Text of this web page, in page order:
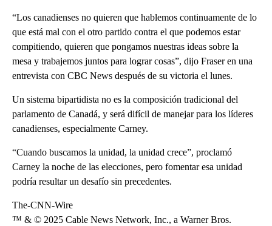
“Los canadienses no quieren que hablemos continuamente de lo
que está mal con el otro partido contra el que podemos estar
compitiendo, quieren que pongamos nuestras ideas sobre la
mesa y trabajemos juntos para lograr cosas”, dijo Fraser en una
entrevista con CBC News después de su victoria el lunes.
Un sistema bipartidista no es la composición tradicional del
parlamento de Canadá, y será difícil de manejar para los líderes
canadienses, especialmente Carney.
“Cuando buscamos la unidad, la unidad crece”, proclamó
Carney la noche de las elecciones, pero fomentar esa unidad
podría resultar un desafío sin precedentes.
The-CNN-Wire
™ & © 2025 Cable News Network, Inc., a Warner Bros.